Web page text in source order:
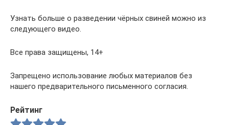
Узнать больше о разведении чёрных свиней можно из
следующего видео.
Все права защищены, 14+
Запрещено использование любых материалов без
нашего предварительного письменного согласия.
Рейтинг